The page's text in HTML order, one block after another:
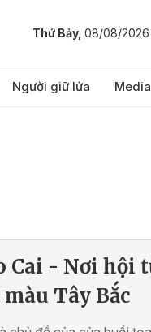
Thứ Bảy, 08/08/2026
Người giữ lửa Media
Cai - Nơi hội
màu Tây Bắc